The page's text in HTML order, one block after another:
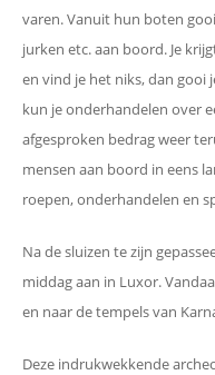
varen. Vanuit hun boten
jurken etc. aan boord. Je
en vind je het niks, dan gooi
kun je onderhandelen over
afgesproken bedrag weer
mensen aan boord in eens
roepen, onderhandelen en
Na de sluizen te zijn
middag aan in Luxor.
en naar de tempels van
Deze indrukwekkende